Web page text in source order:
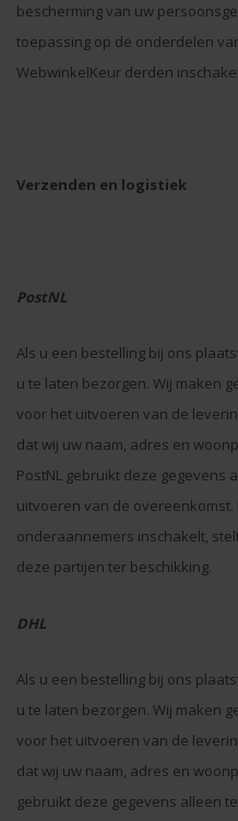
bescherming van uw
toepassing op de onderdelen
WebwinkelKeur derden
Verzenden en logistiek
PostNL
Als u een bestelling bij ons
u te laten bezorgen. Wij maken
voor het uitvoeren van de
dat wij uw naam, adres en
PostNL gebruikt deze gegevens
uitvoeren van de overeenkomst.
onderaannemers inschakelt,
deze partijen ter beschikking.
DHL
Als u een bestelling bij ons
u te laten bezorgen. Wij maken
voor het uitvoeren van de
dat wij uw naam, adres en
gebruikt deze gegevens alleen